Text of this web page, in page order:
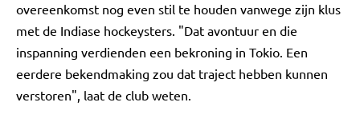
overeenkomst nog even stil te houden vanwege zijn klus
met de Indiase hockeysters. "Dat avontuur en die
inspanning verdienden een bekroning in Tokio. Een
eerdere bekendmaking zou dat traject hebben kunnen
verstoren", laat de club weten.